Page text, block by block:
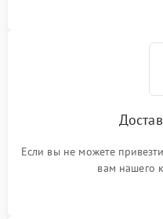
Если вы не можете
вам нашего